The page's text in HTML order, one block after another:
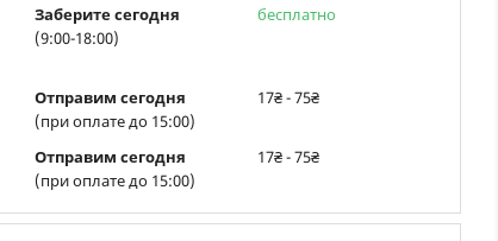
Заберите сегодня
(9:00-18:00)
бесплатно
Отправим сегодня
(при оплате до 15:00)
17₴ - 75₴
Отправим сегодня
(при оплате до 15:00)
17₴ - 75₴